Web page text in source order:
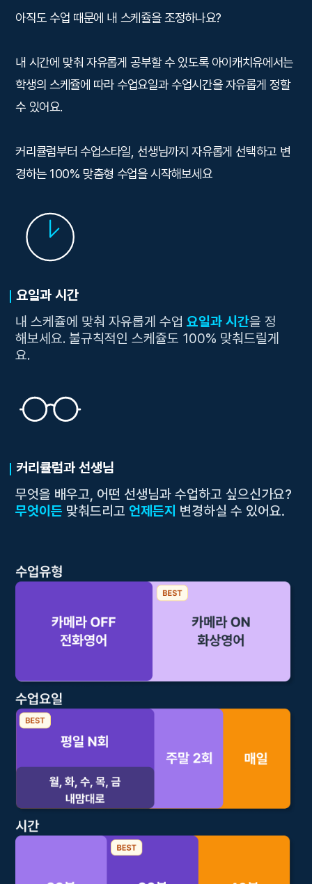
아직도 수업 때문에 내 스케쥴을 조정하나요?
내 시간에 맞춰 자유롭게 공부할 수 있도록 아이캐치유에서는
학생의 스케쥴에 따라 수업요일과 수업시간을 자유롭게 정할
수 있어요.
커리큘럼부터 수업스타일, 선생님까지 자유롭게 선택하고 변
경하는 100% 맞춤형 수업을 시작해보세요
요일과 시간
내 스케쥴에 맞춰 자유롭게 수업요일과 시간을 정
해보세요. 불규칙적인 스케쥴도 100% 맞춰드릴게
요.
커리큘럼과 선생님
무엇을 배우고, 어떤 선생님과 수업하고 싶으신가요?
무엇이든 맞춰드리고 언제든지 변경하실 수 있어요.